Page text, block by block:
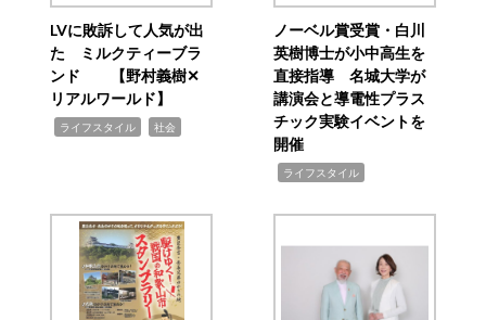
LVに敗訴して人気が出
た ミルクティーブラ
ンド 【野村義樹✕
リアルワールド】
ライフスタイル 社会
ノーベル賞受賞・白川
英樹博士が小中高生を
直接指導 名城大学が
講演会と導電性プラス
チック実験イベントを
開催
ライフスタイル